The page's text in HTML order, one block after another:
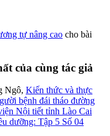
tự nâng cao cho bài
của cùng tác giả
Ngô, Kiến thức và thực
bệnh đái tháo đường
Nội tiết tỉnh Lào Cai
dưỡng: Tập 5 Số 04